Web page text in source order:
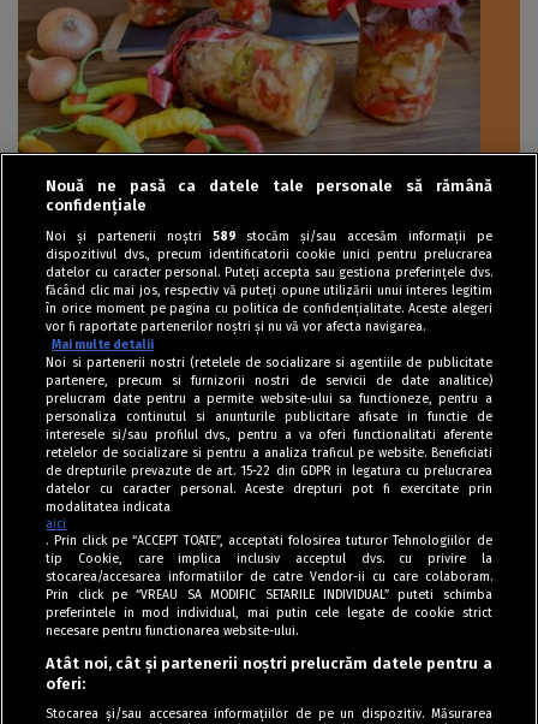
Conserve
Salată de ardei iuți cu ceapă în oțet
Tag index
Program Antena 1
Nouă ne pasă ca datele tale personale să rămână
confidențiale
Noi și partenerii noștri 589 stocăm și/sau accesăm informații pe
dispozitivul dvs., precum identificatorii cookie unici pentru prelucrarea
datelor cu caracter personal. Puteți accepta sau gestiona preferințele dvs.
făcând clic mai jos, respectiv vă puteți opune utilizării unui interes legitim
în orice moment pe pagina cu politica de confidențialitate. Aceste alegeri
vor fi raportate partenerilor noștri și nu vă vor afecta navigarea.
Mai multe detalii
Noi si partenerii nostri (retelele de socializare si agentiile de publicitate
partenere, precum si furnizorii nostri de servicii de date analitice)
prelucram date pentru a permite website-ului sa functioneze, pentru a
personaliza continutul si anunturile publicitare afisate in functie de
interesele si/sau profilul dvs., pentru a va oferi functionalitati aferente
retelelor de socializare si pentru a analiza traficul pe website. Beneficiati
de drepturile prevazute de art. 15-22 din GDPR in legatura cu prelucrarea
datelor cu caracter personal. Aceste drepturi pot fi exercitate prin
modalitatea indicata
aici
. Prin click pe “ACCEPT TOATE”, acceptati folosirea tuturor Tehnologiilor de
tip Cookie, care implica inclusiv acceptul dvs. cu privire la
stocarea/accesarea informatiilor de catre Vendor-ii cu care colaboram.
Prin click pe “VREAU SA MODIFIC SETARILE INDIVIDUAL” puteti schimba
preferintele in mod individual, mai putin cele legate de cookie strict
necesare pentru functionarea website-ului.
Atât noi, cât și partenerii noștri prelucrăm datele pentru a
oferi:
Stocarea și/sau accesarea informațiilor de pe un dispozitiv. Măsurarea